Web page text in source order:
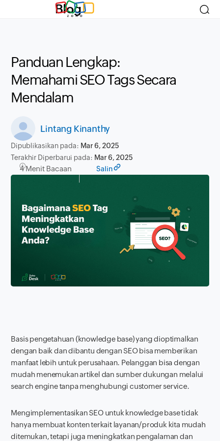
Blog
Panduan Lengkap:
Memahami SEO Tags Secara
Mendalam
Lintang Kinanthy
Dipublikasikan pada: Mar 6, 2025
Terakhir Diperbarui pada: Mar 6, 2025
4 Menit Bacaan Salin
Basis pengetahuan (knowledge base) yang dioptimalkan
dengan baik dan dibantu dengan SEO bisa memberikan
manfaat lebih untuk perusahaan. Pelanggan bisa dengan
mudah menemukan artikel dan sumber dukungan melalui
search enginetanpa menghubungicustomer service.
Mengimplementasikan SEO untuk knowledge basetidak
hanya membuat konten terkait layanan/produk kita mudah
ditemukan, tetapi juga meningkatkan pengalaman dan